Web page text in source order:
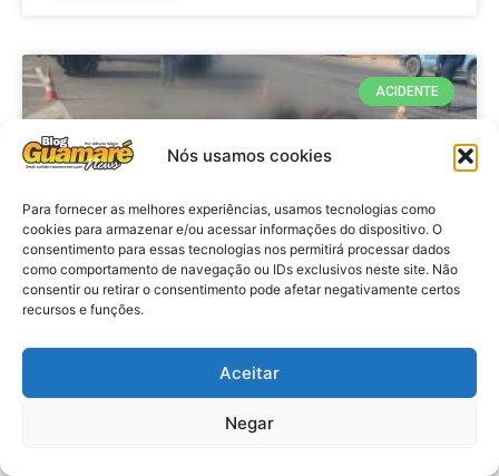
Nós usamos cookies
Para fornecer as melhores experiências, usamos tecnologias como
cookies para armazenar e/ou acessar informações do dispositivo. O
consentimento para essas tecnologias nos permitirá processar dados
como comportamento de navegação ou IDs exclusivos neste site. Não
consentir ou retirar o consentimento pode afetar negativamente certos
recursos e funções.
Aceitar
Negar
ACIDENTE
Acidente: A caminho do trabalho
professora se envolve em
acidente e vai a obito na RN 118
no Alto do Rodrigues, RN